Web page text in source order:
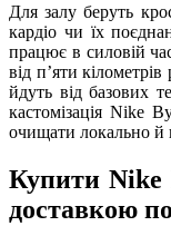
Для залу беруть
кардіо чи їх
працює в силовій
від пʼяти
йдуть від базових
кастомізація Nike
очищати локально й
Купити Nike
доставкою